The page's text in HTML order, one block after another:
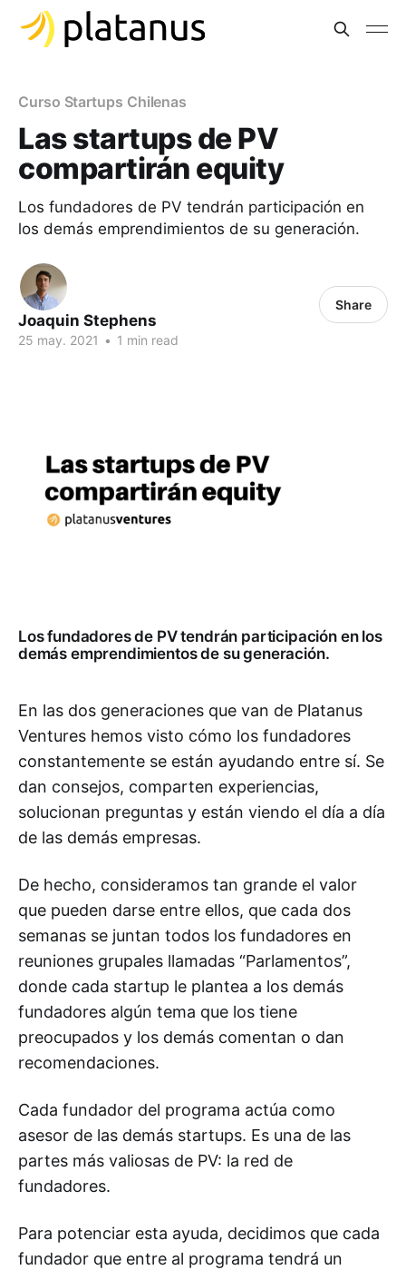
Curso Startups Chilenas
Las startups de PV
compartirán equity
Los fundadores de PV tendrán participación en
los demás emprendimientos de su generación.
Joaquin Stephens
25 may. 2021 • 1 min read
Share
Los fundadores de PV tendrán participación en los
demás emprendimientos de su generación.
En las dos generaciones que van de Platanus
Ventures hemos visto cómo los fundadores
constantemente se están ayudando entre sí. Se
dan consejos, comparten experiencias,
solucionan preguntas y están viendo el día a día
de las demás empresas.
De hecho, consideramos tan grande el valor
que pueden darse entre ellos, que cada dos
semanas se juntan todos los fundadores en
reuniones grupales llamadas “Parlamentos”,
donde cada startup le plantea a los demás
fundadores algún tema que los tiene
preocupados y los demás comentan o dan
recomendaciones.
Cada fundador del programa actúa como
asesor de las demás startups. Es una de las
partes más valiosas de PV: la red de
fundadores.
Para potenciar esta ayuda, decidimos que cada
fundador que entre al programa tendrá un